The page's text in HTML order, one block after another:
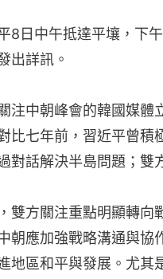
8日中午抵達平壤，下
出詳訊。
注中朝峰會的韓國媒體
比七年前，習近平曾積
對話解決半島問題；雙
雙方關注重點明顯轉向
朝應加強戰略溝通與協
地區和平與發展。尤其